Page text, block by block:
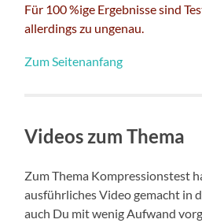
Für 100 %ige Ergebnisse sind
allerdings zu ungenau.
Zum Seitenanfang
Videos zum Thema
Zum Thema Kompressionstest
ausführliches Video gemacht in
auch Du mit wenig Aufwand